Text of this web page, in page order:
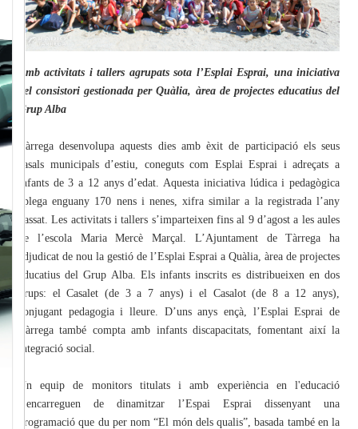
Amb activitats i tallers agrupats sota l’Esplai Esprai, una iniciativa
del consistori gestionada per Quàlia, àrea de projectes educatius del
Grup Alba
Tàrrega desenvolupa aquests dies amb èxit de participació els seus
casals municipals d’estiu, coneguts com Esplai Esprai i adreçats a
infants de 3 a 12 anys d’edat. Aquesta iniciativa lúdica i pedagògica
aplega enguany 170 nens i nenes, xifra similar a la registrada l’any
passat. Les activitats i tallers s’imparteixen fins al 9 d’agost a les aules
de l’escola Maria Mercè Marçal. L’Ajuntament de Tàrrega ha
adjudicat de nou la gestió de l’Esplai Esprai a Quàlia, àrea de projectes
educatius del Grup Alba. Els infants inscrits es distribueixen en dos
grups: el Casalet (de 3 a 7 anys) i el Casalot (de 8 a 12 anys),
conjugant pedagogia i lleure. D’uns anys ençà, l’Esplai Esprai de
Tàrrega també compta amb infants discapacitats, fomentant així la
integració social.
Un equip de monitors titulats i amb experiència en l'educació
s’encarreguen de dinamitzar l’Espai Esprai dissenyant una
programació que du per nom “El món dels qualis”, basada també en la